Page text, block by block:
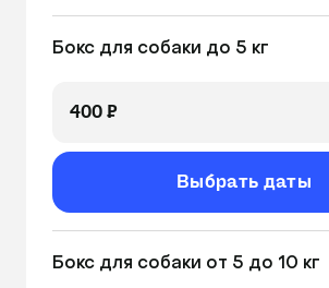
По желанию можно заказать
Специалисты аккуратно проведут
придает им ухоженный вид.
Уборка 2 раза в день
Бокс для собаки до 5 кг
400 ₽
Выбрать даты
Бокс для собаки от 5 до 10 кг